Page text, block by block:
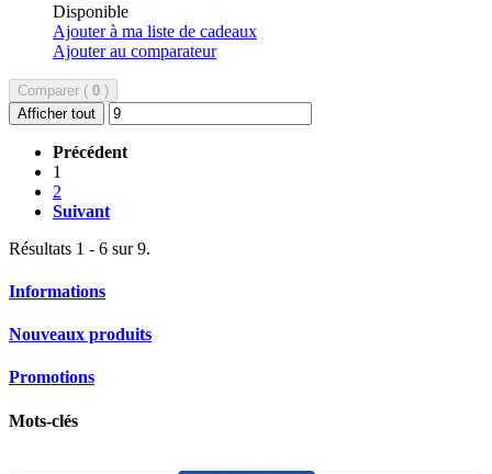
Disponible
Ajouter à ma liste de cadeaux
Ajouter au comparateur
Comparer ( 0 )
Afficher tout
Précédent
1
2
Suivant
Résultats 1 - 6 sur 9.
Informations
Nouveaux produits
Promotions
Mots-clés